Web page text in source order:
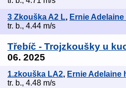
3 Zkouška A2 L, Ernie
tr. b., 4.44 m/s
Třebíč - Trojzkoušky u
06. 2025
1.zkouška LA2, Ernie Adelaine
tr. b., 4.48 m/s